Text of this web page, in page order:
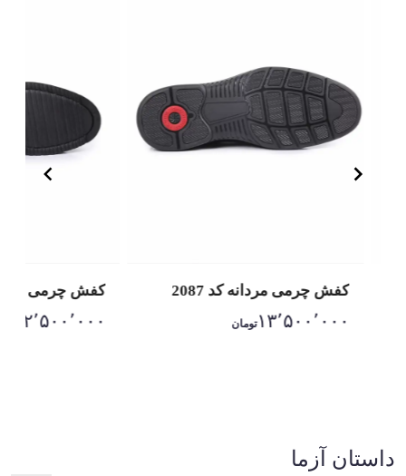
کفش چرمی مردانه کد 2087
۱۳٬۵۰۰٬۰۰۰تومان
کفش چرمی مردانه
۱۲٬۵۰۰٬۰۰۰
داستان آزما